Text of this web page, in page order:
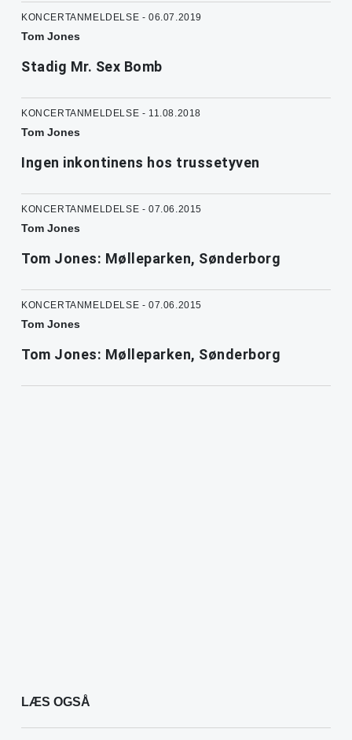
KONCERTANMELDELSE - 06.07.2019
Tom Jones
Stadig Mr. Sex Bomb
KONCERTANMELDELSE - 11.08.2018
Tom Jones
Ingen inkontinens hos trussetyven
KONCERTANMELDELSE - 07.06.2015
Tom Jones
Tom Jones: Mølleparken, Sønderborg
KONCERTANMELDELSE - 07.06.2015
Tom Jones
Tom Jones: Mølleparken, Sønderborg
LÆS OGSÅ